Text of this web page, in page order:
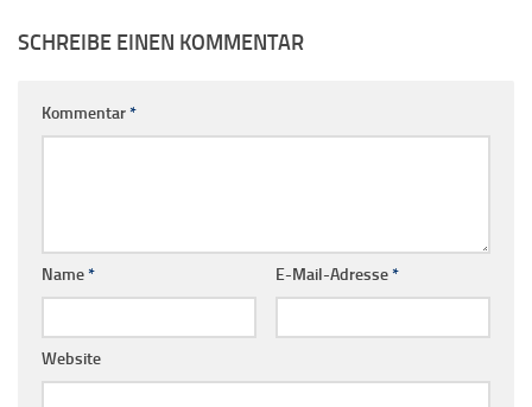
SCHREIBE EINEN KOMMENTAR
Kommentar*
Name* E-Mail-Adresse*
Website